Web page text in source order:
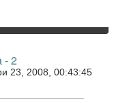
- 2
23, 2008, 00:43:45